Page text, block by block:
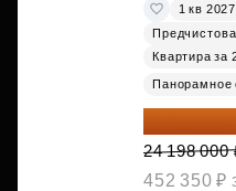
1 кв 2027
Квартира за
Панорамное
20 084
24 198 000
452 350 ₽